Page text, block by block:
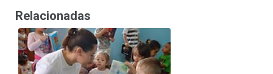
Relacionadas